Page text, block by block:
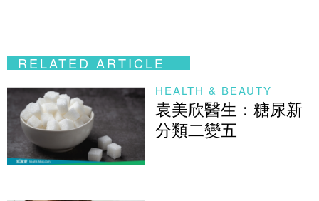
RELATED ARTICLE
HEALTH & BEAUTY
袁美欣醫生：糖尿新
分類二變五